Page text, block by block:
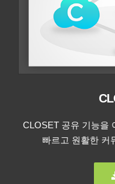
CLOSET 공유 기능을
빠르고 원활한 커